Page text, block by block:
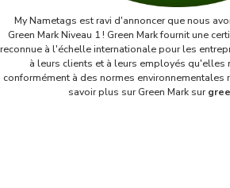
My Nametags est ravi d'annoncer que nous
Green Mark Niveau 1 ! Green Mark fournit une
reconnue à l'échelle internationale pour les
à leurs clients et à leurs employés qu'elles
conformément à des normes environnementales
savoir plus sur Green Mark sur